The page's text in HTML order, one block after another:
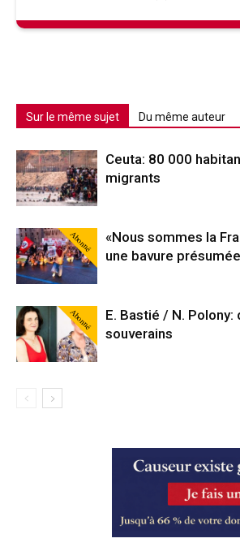
Sur le même sujet Du même auteur
Ceuta: 80 000
migrants
Abonné
«Nous sommes la
une bavure
Abonné
E. Bastié / N.
souverains